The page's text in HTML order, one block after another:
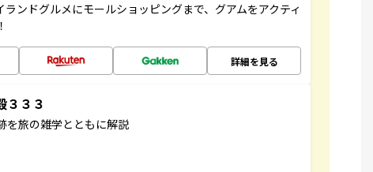
ンドグルメにモールショッピングまで、グアムをアクティ
詳細を見る
３３３
を旅の雑学とともに解説